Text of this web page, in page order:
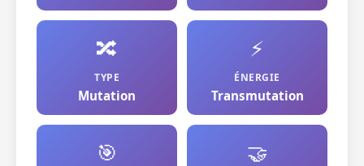
🔀
TYPE
Mutation
⚡
ÉNERGIE
Transmutation
🎯 🤝